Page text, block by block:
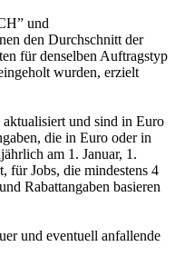
und
den Durchschnitt der
für denselben Auftragstyp
wurden, erzielt
und sind in Euro
die in Euro oder in
am 1. Januar, 1.
für Jobs, die mindestens 4
Rabattangaben basieren
und eventuell anfallende